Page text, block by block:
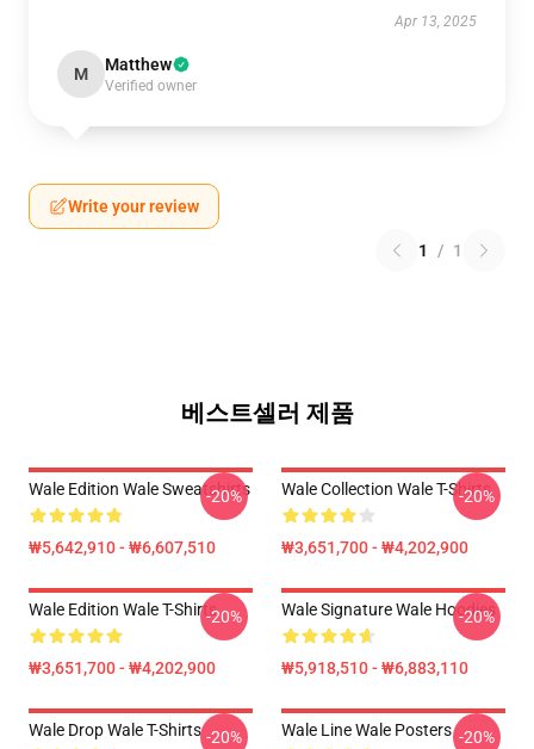
Apr 13, 2025
M Matthew
Verified owner
Write your review
1 / 1
베스트셀러 제품
Wale Edition Wale Sweatshirts
₩5,642,910 - ₩6,607,510
-20% Wale Collection Wale T-Shirts
₩3,651,700 - ₩4,202,900
-20%
Wale Edition Wale T-Shirts
₩3,651,700 - ₩4,202,900
-20% Wale Signature Wale Hoodies
₩5,918,510 - ₩6,883,110
-20%
Wale Drop Wale T-Shirts -20% Wale Line Wale Posters -20%